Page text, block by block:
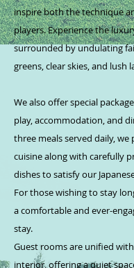
inspire both the technique
players. Experience the
surrounded by undulating
greens, clear skies, and lush
We also offer special
play, accommodation, and
three meals served daily, we
cuisine along with carefully
dishes to satisfy our
For those wishing to stay
a comfortable and ever-
stay.
Guest rooms are unified
interior, offering a quiet